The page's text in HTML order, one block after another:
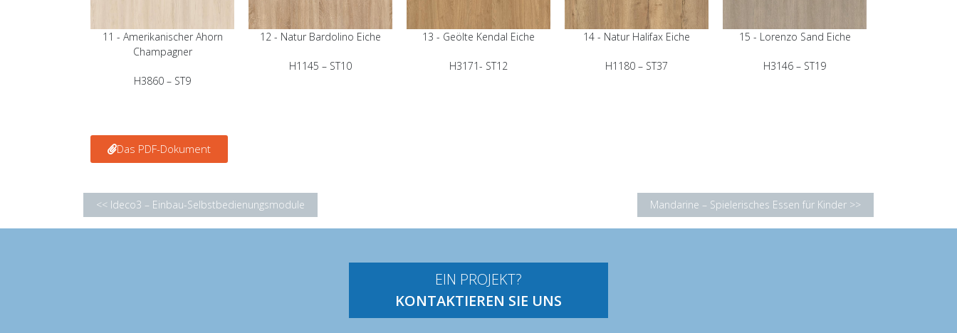
11 - Amerikanischer Ahorn
Champagner
H3860 – ST9
12 - Natur Bardolino Eiche
H1145 – ST10
13 - Geölte Kendal Eiche
H3171- ST12
14 - Natur Halifax Eiche
H1180 – ST37
15 - Lorenzo Sand Eiche
H3146 – ST19
Das PDF-Dokument
<< Ideco3 – Einbau-Selbstbedienungsmodule Mandarine – Spielerisches Essen für Kinder >>
EIN PROJEKT?
KONTAKTIEREN SIE UNS